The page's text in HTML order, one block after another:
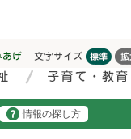
情報の探し方